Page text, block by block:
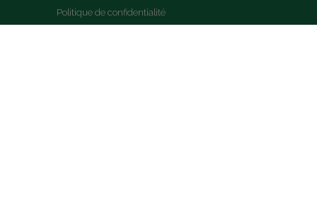
Politique de confidentialité